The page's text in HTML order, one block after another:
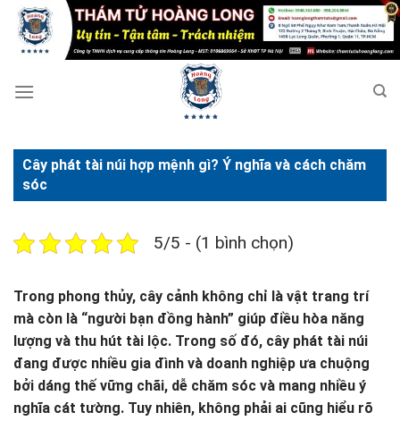
qua
Cây phát tài núi hợp mệnh gì? Ý nghĩa và cách chăm
sóc
5/5 - (1 bình chọn)
Trong phong thủy, cây cảnh không chỉ là vật trang trí
mà còn là “người bạn đồng hành” giúp điều hòa năng
lượng và thu hút tài lộc. Trong số đó, cây phát tài núi
đang được nhiều gia đình và doanh nghiệp ưa chuộng
bởi dáng thế vững chãi, dễ chăm sóc và mang nhiều ý
nghĩa cát tường. Tuy nhiên, không phải ai cũng hiểu rõ